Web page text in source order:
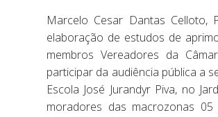
Marcelo Cesar Dantas Celloto,
elaboração de estudos de
membros Vereadores da
participar da audiência pública a
Escola José Jurandyr Piva, no
moradores das macrozonas